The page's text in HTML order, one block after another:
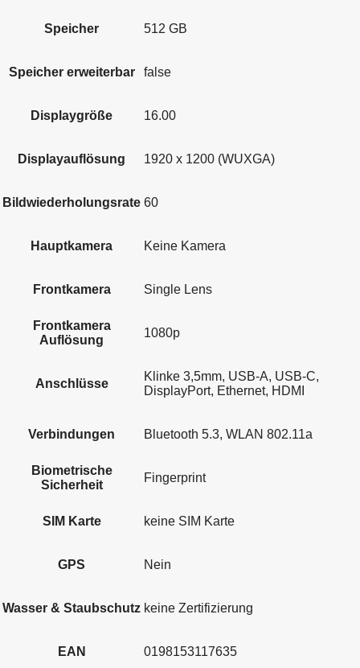
Speicher 512 GB
Speicher erweiterbar false
Displaygröße 16.00
Displayauflösung 1920 x 1200 (WUXGA)
Bildwiederholungsrate 60
Hauptkamera Keine Kamera
Frontkamera Single Lens
Frontkamera
Auflösung
1080p
Anschlüsse
Klinke 3,5mm, USB-A, USB-C,
DisplayPort, Ethernet, HDMI
Verbindungen Bluetooth 5.3, WLAN 802.11a
Biometrische
Sicherheit
Fingerprint
SIM Karte keine SIM Karte
GPS Nein
Wasser & Staubschutz keine Zertifizierung
EAN 0198153117635